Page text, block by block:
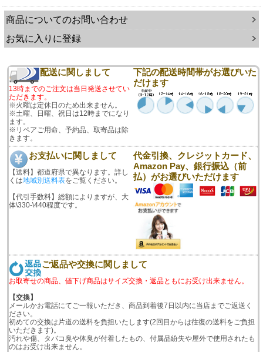
商品についてのお問い合わせ
お気に入りに登録
配送に関しまして
13時までのご注文は当日発送させてい
ただきます。
※火曜は定休日のため出来ません。
※土曜、日曜、祝日は12時までになり
ます。
※リペアご用命、予約品、取寄品は除
きます。
下記の配送時間帯がお選びいた
だけます
お支払いに関しまして
【送料】都道府県で異なります。詳し
くは地域別送料表をご覧ください。
【代引手数料】総額によりますが、大
体\330-\440程度です。
代金引換、クレジットカード、
Amazon Pay、銀行振込（前
払）がお選びいただけます
ご返品や交換に関しまして
お取寄せの商品、値下げ商品はサイズ交換・返品ともにお受け出来ません。
【交換】
メールかお電話にてご一報いただき、商品到着後7日以内に当店までご返送く
ださい。
初めての交換は片道の送料を負担いたします(2回目からは往復の送料をご負担
いただきます)。
汚れや傷、タバコ臭や体臭が付着したもの、付属品紛失や屋外で使用されたも
のはお受け出来ません。